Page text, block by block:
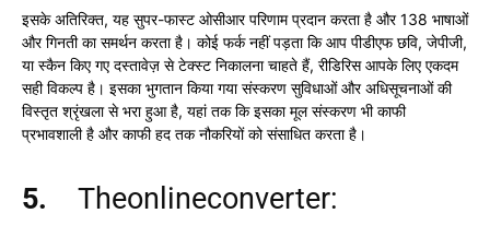
इसके अतिरिक्त, यह सुपर-फास्ट ओसीआर परिणाम प्रदान करता है और 138 भाषाओं
और गिनती का समर्थन करता है। कोई फर्क नहीं पड़ता कि आप पीडीएफ छवि, जेपीजी,
या स्कैन किए गए दस्तावेज़ से टेक्स्ट निकालना चाहते हैं, रीडिरिस आपके लिए एकदम
सही विकल्प है। इसका भुगतान किया गया संस्करण सुविधाओं और अधिसूचनाओं की
विस्तृत श्रृंखला से भरा हुआ है, यहां तक कि इसका मूल संस्करण भी काफी
प्रभावशाली है और काफी हद तक नौकरियों को संसाधित करता है।
5. Theonlineconverter: